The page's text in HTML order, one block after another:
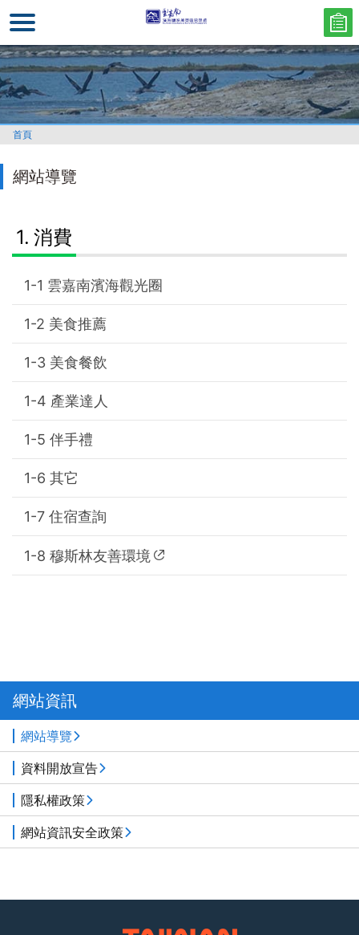
到
主
要
內
容
區
塊
首頁
網站導覽
消費
雲嘉南濱海觀光圈
美食推薦
美食餐飲
產業達人
伴手禮
其它
住宿查詢
穆斯林友善環境
網站資訊
網站導覽
資料開放宣告
隱私權政策
網站資訊安全政策